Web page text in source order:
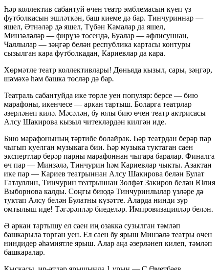
Һәр коллектив сабантуй өчен театр эмблемасын куеп үз
футболкасын эшләткән, баш киеме дә бар. Тинчуриннар —
яшел, Әтнәләр дә яшел, Түбән Камалар да яшел,
Минзәләләр — фирүзә төсендә, Буалар — әфлисуннан,
Чаллылар — зәңгәр белән республика картасы контуры
сызылган кара футболкадан, Кариевлар да кара.
Хөрмәтле театр коллективлары! Дөньяда кызыл, сары, зәңгәр,
шәмәхә һәм башка төсләр дә бар.
Театраль сабантуйда ике төрле уен популяр: берсе — бию
марафоны, икенчесе — аркан тартыш. Боларга театрлар
әзерләнеп килә. Мәсәлән, бу юлы бию өчен театр актрисасы
Алсу Шакирова кызыл читекләрдән килгән иде.
Бию марафонының тәртибе болайрак. Һәр театрдан берәр пар
чыгып куелган музыкага бии. Һәр музыка туктаган саен
экспертлар берәр парны марафоннан чыгара баралар. Финалга
өч пар — Минзәлә, Тинчурин һәм Кариевлар чыкты. Азактан
ике пар — Кариев театрыннан Алсу Шакирова белән Булат
Гатауллин, Тинчурин театрыннан Зөлфәт Закиров белән Юлия
Выборнова калды. Соңгы биюдә Тинчуринлылар үзләре дә
туктап Алсу белән Булатны күзәтте. Аларда нинди зур
омтылыш иде! Тәгәрәпләр биеделәр. Импровизацияләр белән.
Ә аркан тартышу ел саен иң озакка сузылган тәмләп
башкарыла торган уен. Ел саен бу ярыш Минзәлә театры өчен
ниндидер әһәмиятле ярыш. Алар аңа әзерләнеп килеп, тәмләп
башкаралар.